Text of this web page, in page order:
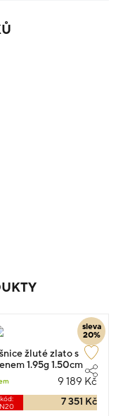
sleva
20%
žluté zlato s
1.95g 1.50cm
9 189 Kč
7 351 Kč